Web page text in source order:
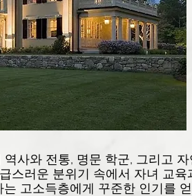
사와 전통, 명문 학군, 그리고
스러운 분위기 속에서 자녀 교
고소득층에게 꾸준한 인기를